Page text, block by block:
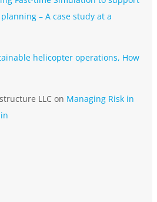
– A case study at a
helicopter operations, How
LLC on Managing Risk in